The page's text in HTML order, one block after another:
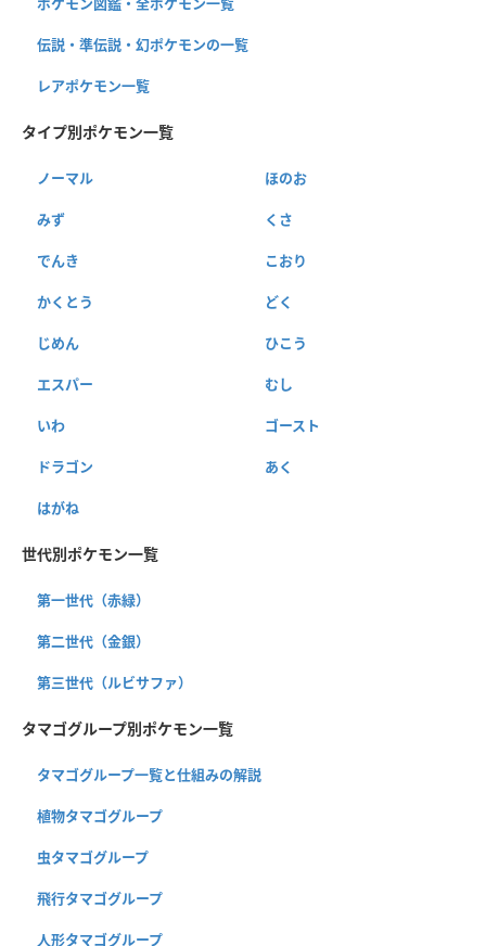
伝説・準伝説・幻ポケモンの一覧
レアポケモン一覧
タイプ別ポケモン一覧
ノーマル ほのお
みず くさ
でんき こおり
かくとう どく
じめん ひこう
エスパー むし
いわ ゴースト
ドラゴン あく
はがね
世代別ポケモン一覧
第一世代（赤緑）
第二世代（金銀）
第三世代（ルビサファ）
タマゴグループ別ポケモン一覧
タマゴグループ一覧と仕組みの解説
植物タマゴグループ
虫タマゴグループ
飛行タマゴグループ
人形タマゴグループ